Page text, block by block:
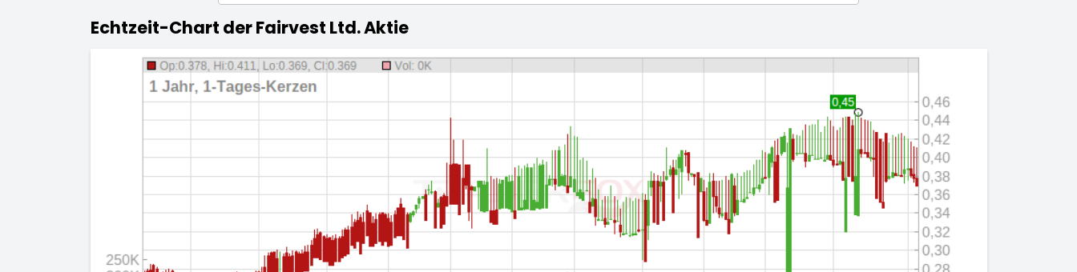
Echtzeit-Chart der Fairvest Ltd. Aktie